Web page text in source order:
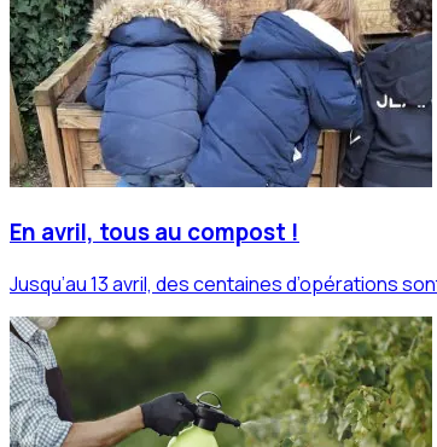
En avril, tous au compost !
Jusqu’au 13 avril, des centaines d’opérations